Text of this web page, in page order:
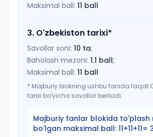
Maksimal ball: 11 ball
3. O'zbekiston tarixi*
Savollar soni: 10 ta;
Baholash mezoni: 1.1 ball;
Maksimal ball: 11 ball
* Majburiy blokning ushbu fanida faqat
tarixi bo'yicha savollar beriladi.
Majburiy fanlar blokida to'plash
bo'lgan maksimal ball: